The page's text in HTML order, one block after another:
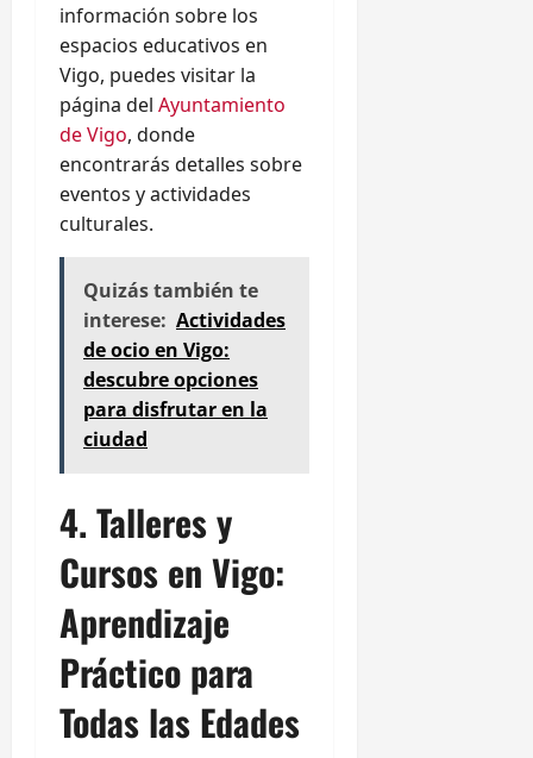
información sobre los
espacios educativos en
Vigo, puedes visitar la
página del Ayuntamiento
de Vigo, donde
encontrarás detalles sobre
eventos y actividades
culturales.
Quizás también te
interese: Actividades
de ocio en Vigo:
descubre opciones
para disfrutar en la
ciudad
4. Talleres y
Cursos en Vigo:
Aprendizaje
Práctico para
Todas las Edades